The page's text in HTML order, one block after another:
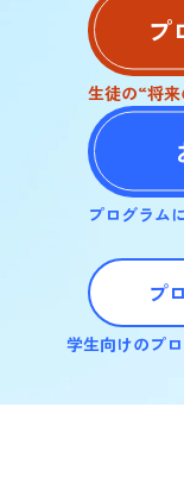
プ
生徒の“将
プログラム
プ
学生向けのプ